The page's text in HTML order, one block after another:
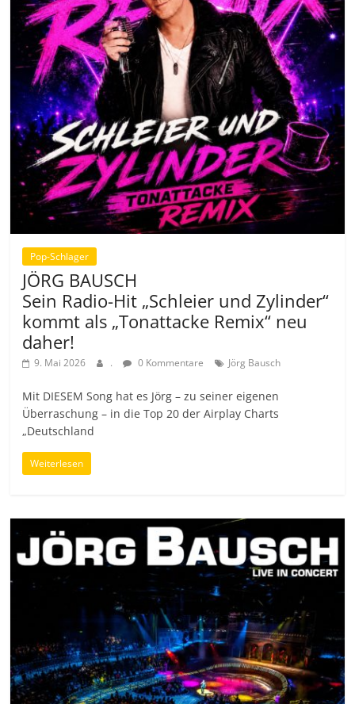
Pop-Schlager
JÖRG BAUSCH
Sein Radio-Hit „Schleier und Zylinder“
kommt als „Tonattacke Remix“ neu
daher!
9. Mai 2026 . 0 Kommentare Jörg Bausch
Mit DIESEM Song hat es Jörg – zu seiner eigenen
Überraschung – in die Top 20 der Airplay Charts
„Deutschland
Weiterlesen